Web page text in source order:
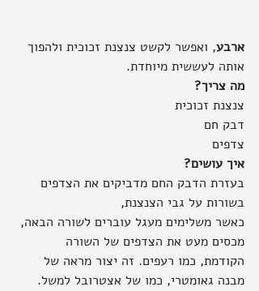
ארבע, ואפשר לקשט צנצנת זכוכית ולהפוך
אותה לעששית מיוחדת.
מה צריך?
צנצנת זכוכית
דבק חם
צדפים
איך עושים?
בעזרת הדבק החם מדביקים את הצדפים
בשורות על גבי הצנצנת,
כאשר משלימים מעגל עוברים לשורה הבאה,
מכסים מעט את הצדפים של השורה
הקודמת, כמו רעפים. זה יצור מראה של
מבנה גאומטרי, כמו של אצטרובל למשל.